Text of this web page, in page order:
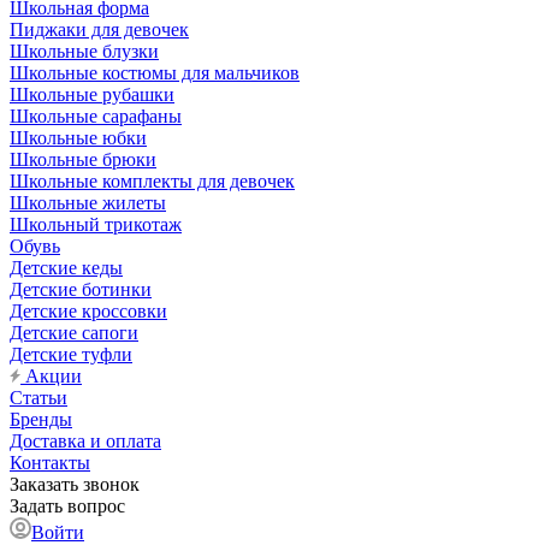
Школьная форма
Пиджаки для девочек
Школьные блузки
Школьные костюмы для мальчиков
Школьные рубашки
Школьные сарафаны
Школьные юбки
Школьные брюки
Школьные комплекты для девочек
Школьные жилеты
Школьный трикотаж
Обувь
Детские кеды
Детские ботинки
Детские кроссовки
Детские сапоги
Детские туфли
Акции
Статьи
Бренды
Доставка и оплата
Контакты
Заказать звонок
Задать вопрос
Войти